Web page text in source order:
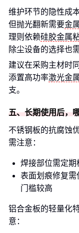
维护环节的隐性成
但抛光翻新需要金
理则依赖硅胶金属
除尘设备的选择也
建议在采购主材时
添置高功率激光金
支。
五、长期使用后，
不锈钢板的抗腐蚀
需注意：
焊接部位需定
表面划痕修复
门槛较高
铝合金板的轻量化
意：